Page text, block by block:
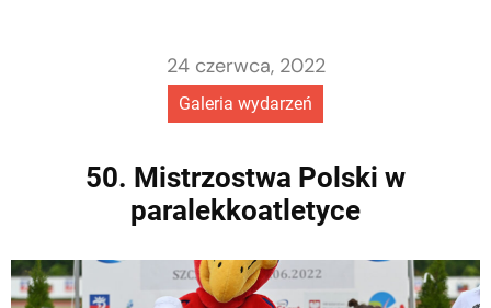
Galeria wydarzeń
24 czerwca, 2022
50. Mistrzostwa Polski w
paralekkoatletyce